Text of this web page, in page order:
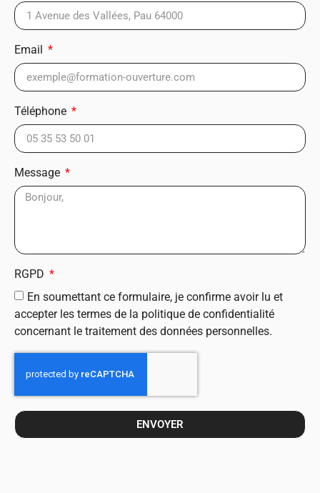
Email
Téléphone
Message
RGPD
En soumettant ce formulaire, je confirme avoir lu et
accepter les termes de la politique de confidentialité
concernant le traitement des données personnelles.
ENVOYER